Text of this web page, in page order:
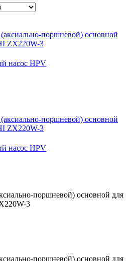
насос HPV
насос HPV
поршневой) основной для
3
поршневой) основной для